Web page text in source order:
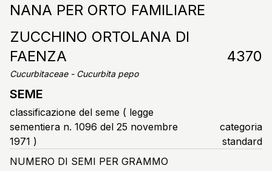
NANA PER ORTO FAMILIARE
ZUCCHINO ORTOLANA DI
FAENZA
4370
Cucurbitaceae - Cucurbita pepo
SEME
classificazione del seme ( legge
sementiera n. 1096 del 25 novembre
1971 )
categoria
standard
NUMERO DI SEMI PER GRAMMO